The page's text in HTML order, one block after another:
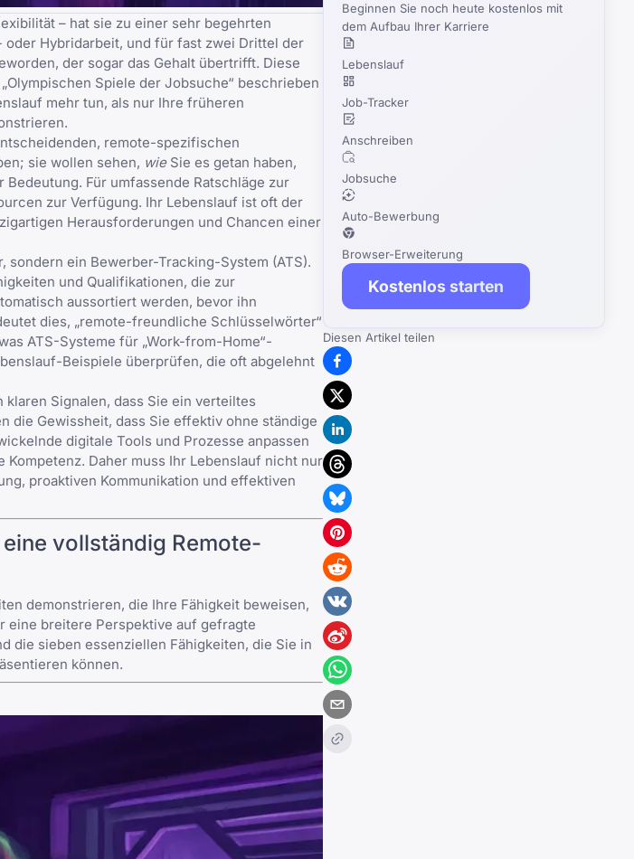
– hat sie zu einer sehr begehrten
Hybridarbeit, und für fast zwei Drittel der
der sogar das Gehalt übertrifft. Diese
Spiele der Jobsuche“ beschrieben
mehr tun, als nur Ihre früheren
remote-spezifischen
sie wollen sehen, wieSie es getan haben,
Für umfassende Ratschläge zur
zur Verfügung. Ihr Lebenslauf ist oft der
Herausforderungen und Chancen einer
ein Bewerber-Tracking-System (ATS).
und Qualifikationen, die zur
aussortiert werden, bevor ihn
dies, „remote-freundliche Schlüsselwörter“
ATS-Systeme für „Work-from-Home“-
Beispiele überprüfen, die oft abgelehnt
Signalen, dass Sie ein verteiltes
die Gewissheit, dass Sie effektiv ohne ständige
digitale Tools und Prozesse anpassen
Daher muss Ihr Lebenslauf nicht nur
proaktiven Kommunikation und effektiven
vollständig Remote-
demonstrieren, die Ihre Fähigkeit beweisen,
eine breitere Perspektive auf gefragte
die sieben essenziellen Fähigkeiten, die Sie in
können.
Beginnen Sie noch heute kostenlos mit
dem Aufbau Ihrer Karriere
Lebenslauf
Job-Tracker
Anschreiben
Jobsuche
Auto-Bewerbung
Browser-Erweiterung
Kostenlos starten
Diesen Artikel teilen